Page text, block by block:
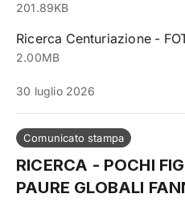
201.89KB
Ricerca Centuriazione -
2.00MB
30 luglio 2026
Comunicato stampa
RICERCA - POCHI
PAURE GLOBALI